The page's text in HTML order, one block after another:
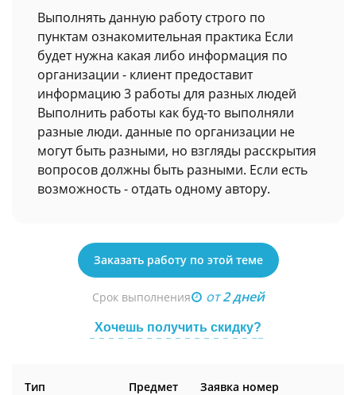
Выполнять данную работу строго по
пунктам ознакомительная практика Если
будет нужна какая либо информация по
организации - клиент предоставит
информацию 3 работы для разных людей
Выполнить работы как буд-то выполняли
разные люди. данные по организации не
могут быть разными, но взгляды расскрытия
вопросов должны быть разными. Если есть
возможность - отдать одному автору.
Заказать работу по этой теме
Срок выполнения от2 дней
Хочешь получить скидку?
Тип
Предмет
Заявка номер